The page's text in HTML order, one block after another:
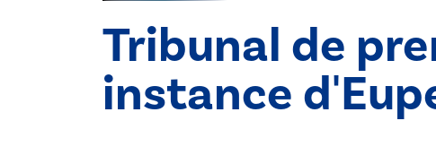
Tribunal de
instance